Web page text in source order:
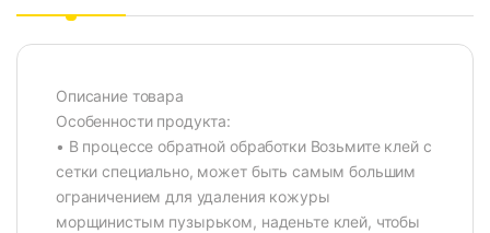
Описание товара
Особенности продукта:
• В процессе обратной обработки Возьмите клей с
сетки специально, может быть самым большим
ограничением для удаления кожуры
морщинистым пузырьком, наденьте клей, чтобы